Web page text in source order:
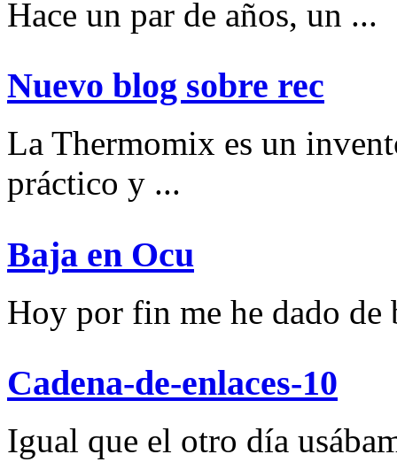
Hace un par de años, un ...
Nuevo blog sobre rec
La Thermomix es un
práctico y ...
Baja en Ocu
Hoy por fin me he dado de
Cadena-de-enlaces-10
Igual que el otro día